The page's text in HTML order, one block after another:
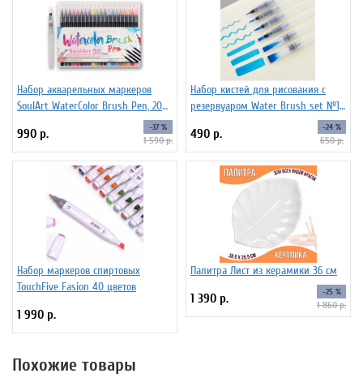
Набор акварельных маркеров
SoulArt WaterColor Brush Pen, 20
990 р. -37 %
1 590 р.
Набор кистей для рисования c
резервуаром Water Brush set №1,
490 р. -24 %
650 р.
Набор маркеров спиртовых
TouchFive Fasion 40 цветов
1 990 р.
Палитра Лист из керамики 36 см
1 390 р. -25 %
1 860 р.
Похожие товары